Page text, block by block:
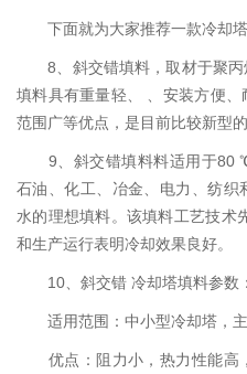
下面就为大家推荐一款冷却
8、斜交错填料，取材于聚丙
填料具有重量轻、 、安装方便
范围广等优点，是目前比较新型的
9、斜交错填料料适用于80 ℃
石油、化工、冶金、电力、纺
水的理想填料。该填料工艺技术
和生产运行表明冷却效果良好。
10、斜交错 冷却塔填料参数：
适用范围：中小型冷却塔，主
优点：阻力小，热力性能高